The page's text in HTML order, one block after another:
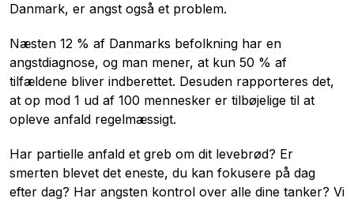
Danmark, er angst også et problem.
Næsten 12 % af Danmarks befolkning har en
angstdiagnose, og man mener, at kun 50 % af
tilfældene bliver indberettet. Desuden rapporteres det,
at op mod 1 ud af 100 mennesker er tilbøjelige til at
opleve anfald regelmæssigt.
Har partielle anfald et greb om dit levebrød? Er
smerten blevet det eneste, du kan fokusere på dag
efter dag? Har angsten kontrol over alle dine tanker? Vi